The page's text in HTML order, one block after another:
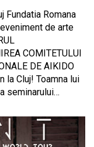
Fundatia Romana
de arte
COMITETULUI
DE AIKIDO
la Cluj! Toamna lui
seminarului…